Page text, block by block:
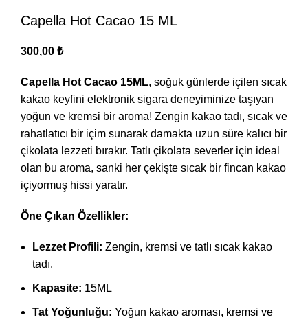
Capella Hot Cacao 15 ML
300,00 ₺
Capella Hot Cacao 15ML, soğuk günlerde içilen sıcak
kakao keyfini elektronik sigara deneyiminize taşıyan
yoğun ve kremsi bir aroma! Zengin kakao tadı, sıcak ve
rahatlatıcı bir içim sunarak damakta uzun süre kalıcı bir
çikolata lezzeti bırakır. Tatlı çikolata severler için ideal
olan bu aroma, sanki her çekişte sıcak bir fincan kakao
içiyormuş hissi yaratır.
Öne Çıkan Özellikler:
Lezzet Profili: Zengin, kremsi ve tatlı sıcak kakao
tadı.
Kapasite: 15ML
Tat Yoğunluğu: Yoğun kakao aroması, kremsi ve